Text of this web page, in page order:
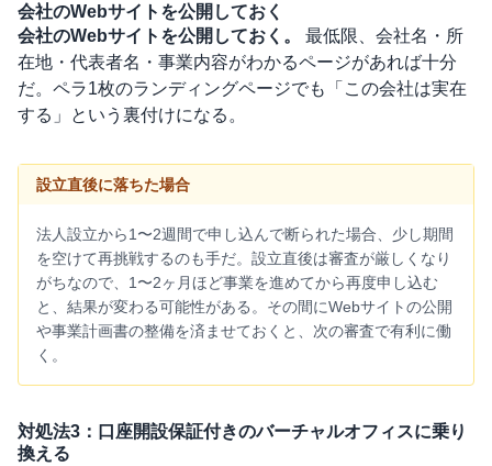
会社のWebサイトを公開しておく
会社のWebサイトを公開しておく。
最低限、会社名・所
在地・代表者名・事業内容がわかるページがあれば十分
だ。ペラ1枚のランディングページでも「この会社は実在
する」という裏付けになる。
設立直後に落ちた場合
法人設立から1〜2週間で申し込んで断られた場合、少し期間
を空けて再挑戦するのも手だ。設立直後は審査が厳しくなり
がちなので、1〜2ヶ月ほど事業を進めてから再度申し込む
と、結果が変わる可能性がある。その間にWebサイトの公開
や事業計画書の整備を済ませておくと、次の審査で有利に働
く。
対処法3：口座開設保証付きのバーチャルオフィスに乗り
換える